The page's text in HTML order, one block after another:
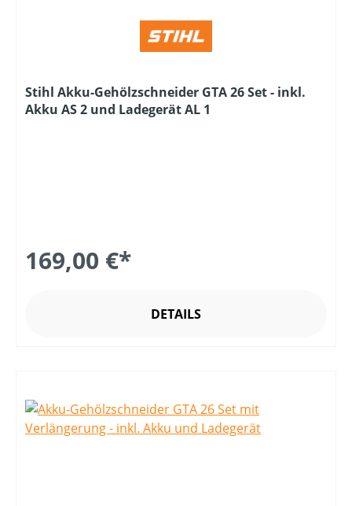
Stihl Akku-Gehölzschneider GTA 26 Set - inkl.
Akku AS 2 und Ladegerät AL 1
169,00 €*
DETAILS